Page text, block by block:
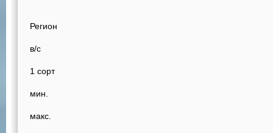
Регион
в/с
1 сорт
мин.
макс.